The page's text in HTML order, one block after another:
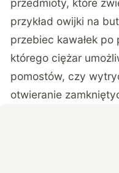
przedmioty, które
przykład owijki na
przebiec kawałek
którego ciężar
pomostów, czy
otwieranie